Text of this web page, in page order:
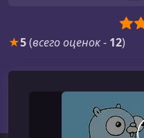
★5(всего оценок- 12)